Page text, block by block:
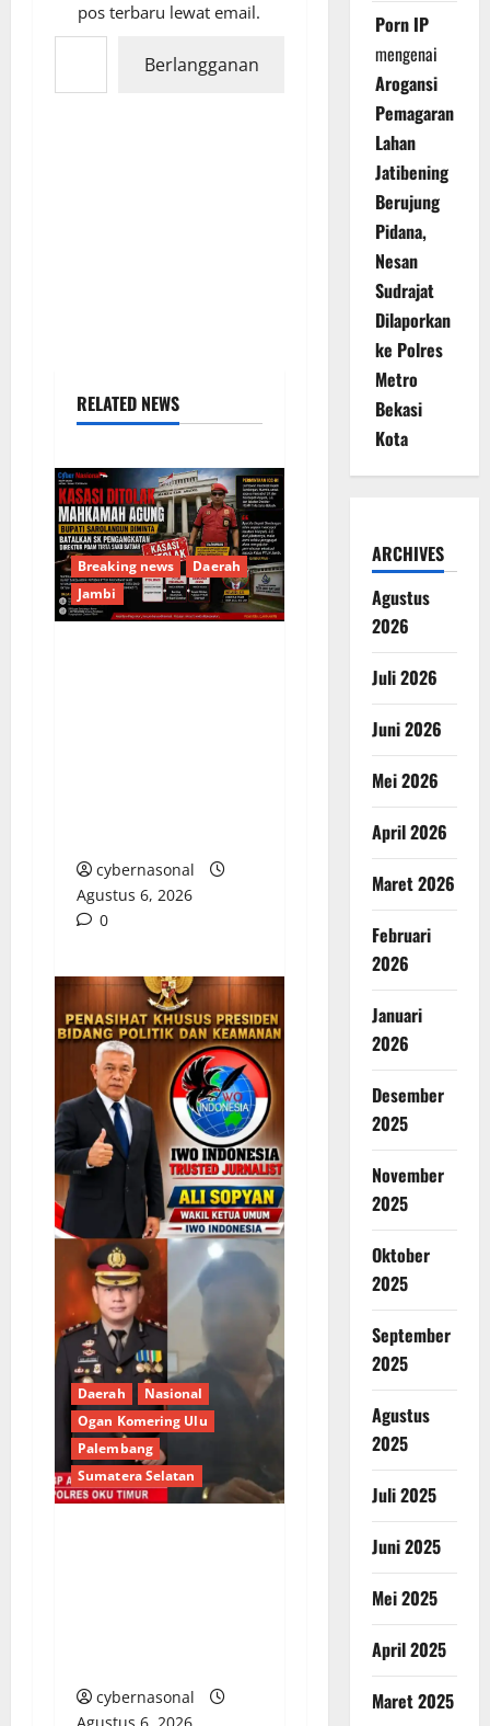
pos terbaru lewat email.
Ketikkan email Anda...
Berlangganan
RELATED NEWS
Breaking news
Daerah
Jambi
cybernasonal
Agustus 6, 2026
0
Daerah
Nasional
Ogan Komering Ulu
Palembang
Sumatera Selatan
cybernasonal
Porn IP
mengenai
Arogansi
Pemagaran
Lahan
Jatibening
Berujung
Pidana,
Nesan
Sudrajat
Dilaporkan
ke Polres
Metro
Bekasi
Kota
ARCHIVES
Agustus
2026
Juli 2026
Juni 2026
Mei 2026
April 2026
Maret 2026
Februari
2026
Januari
2026
Desember
2025
November
2025
Oktober
2025
September
2025
Agustus
2025
Juli 2025
Juni 2025
Mei 2025
April 2025
Maret 2025